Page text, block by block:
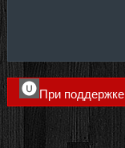
При поддержке